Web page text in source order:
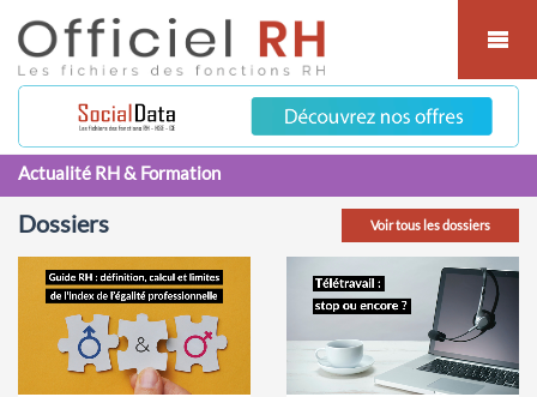
Actualité RH & Formation
Voir tous les dossiers
Dossiers